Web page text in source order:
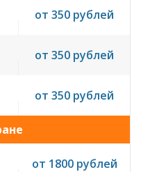
от 350 рублей
от 350 рублей
от 350 рублей
от 1800 рублей